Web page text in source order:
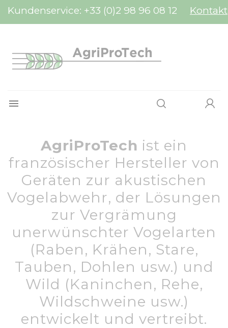
Kundenservice: +33 (0)2 98 96 08 12 Kontakt

AgriProTech ist ein
französischer Hersteller von
Geräten zur akustischen
Vogelabwehr, der Lösungen
zur Vergrämung
unerwünschter Vogelarten
(Raben, Krähen, Stare,
Tauben, Dohlen usw.) und
Wild (Kaninchen, Rehe,
Wildschweine usw.)
entwickelt und vertreibt.
Cookie-Einstellungen